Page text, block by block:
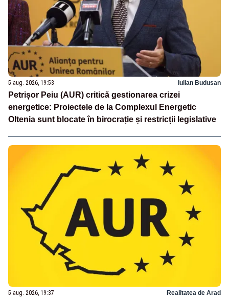
5 aug. 2026, 19:53 Iulian Budusan
Petrișor Peiu (AUR) critică gestionarea crizei
energetice: Proiectele de la Complexul Energetic
Oltenia sunt blocate în birocrație și restricții legislative
5 aug. 2026, 19:37 Realitatea de Arad